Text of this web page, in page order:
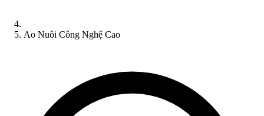
Ao Nuôi Công Nghệ Cao